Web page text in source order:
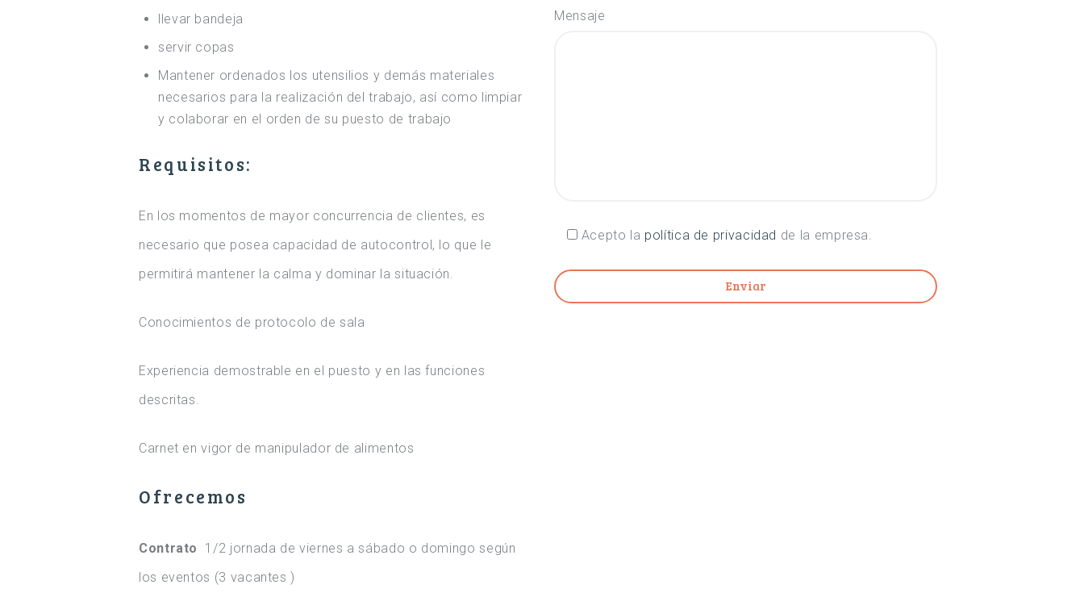
llevar bandeja
servir copas
Mantener ordenados los utensilios y demás materiales
necesarios para la realización del trabajo, así como limpiar
y colaborar en el orden de su puesto de trabajo
Requisitos:
En los momentos de mayor concurrencia de clientes, es
necesario que posea capacidad de autocontrol, lo que le
permitirá mantener la calma y dominar la situación.
Conocimientos de protocolo de sala
Experiencia demostrable en el puesto y en las funciones
descritas.
Carnet en vigor de manipulador de alimentos
Ofrecemos
Contrato
1/2 jornada de viernes a sábado o domingo según
los eventos (3 vacantes )
Mensaje
Acepto la política de privacidad de la empresa.